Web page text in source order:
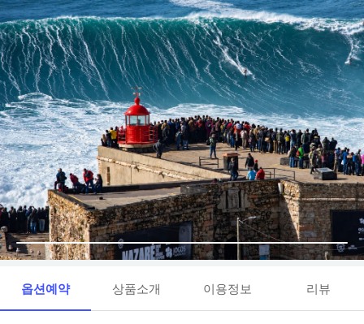
옵션예약 상품소개 이용정보 리뷰